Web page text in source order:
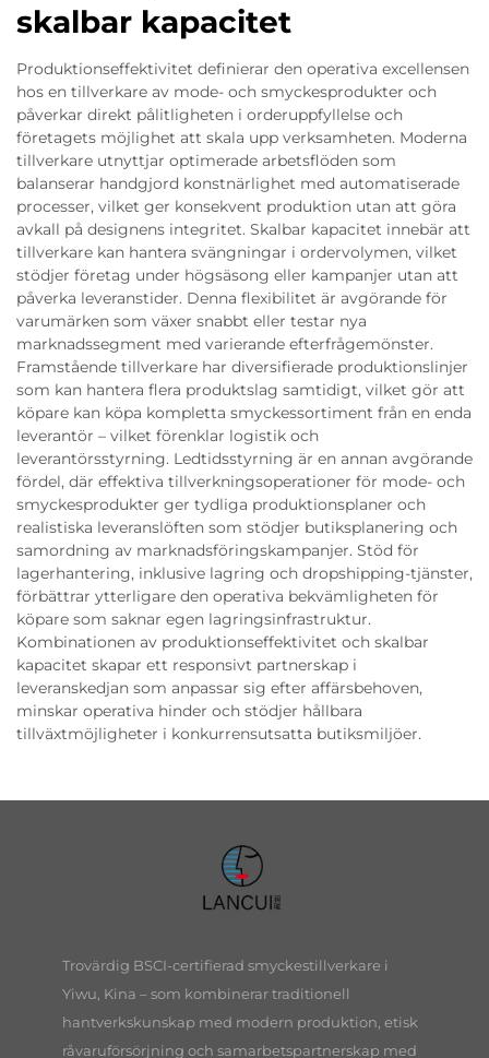
skalbar kapacitet
Produktionseffektivitet definierar den operativa excellensen
hos en tillverkare av mode- och smyckesprodukter och
påverkar direkt pålitligheten i orderuppfyllelse och
företagets möjlighet att skala upp verksamheten. Moderna
tillverkare utnyttjar optimerade arbetsflöden som
balanserar handgjord konstnärlighet med automatiserade
processer, vilket ger konsekvent produktion utan att göra
avkall på designens integritet. Skalbar kapacitet innebär att
tillverkare kan hantera svängningar i ordervolymen, vilket
stödjer företag under högsäsong eller kampanjer utan att
påverka leveranstider. Denna flexibilitet är avgörande för
varumärken som växer snabbt eller testar nya
marknadssegment med varierande efterfrågemönster.
Framstående tillverkare har diversifierade produktionslinjer
som kan hantera flera produktslag samtidigt, vilket gör att
köpare kan köpa kompletta smyckessortiment från en enda
leverantör – vilket förenklar logistik och
leverantörsstyrning. Ledtidsstyrning är en annan avgörande
fördel, där effektiva tillverkningsoperationer för mode- och
smyckesprodukter ger tydliga produktionsplaner och
realistiska leveranslöften som stödjer butiksplanering och
samordning av marknadsföringskampanjer. Stöd för
lagerhantering, inklusive lagring och dropshipping-tjänster,
förbättrar ytterligare den operativa bekvämligheten för
köpare som saknar egen lagringsinfrastruktur.
Kombinationen av produktionseffektivitet och skalbar
kapacitet skapar ett responsivt partnerskap i
leveranskedjan som anpassar sig efter affärsbehoven,
minskar operativa hinder och stödjer hållbara
tillväxtmöjligheter i konkurrensutsatta butiksmiljöer.
Trovärdig BSCI-certifierad smyckestillverkare i
Yiwu, Kina – som kombinerar traditionell
hantverkskunskap med modern produktion, etisk
råvaruförsörjning och samarbetspartnerskap med